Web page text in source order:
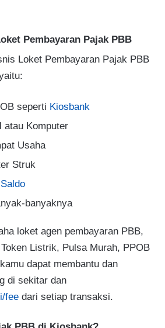
Pembayaran Pajak PBB
Loket Pembayaran Pajak PBB
seperti Kiosbank
atau Komputer
Usaha
Struk
banyaknya
loket agen pembayaran PBB,
Listrik, Pulsa Murah, PPOB
dapat membantu dan
di sekitar dan
fee dari setiap transaksi.